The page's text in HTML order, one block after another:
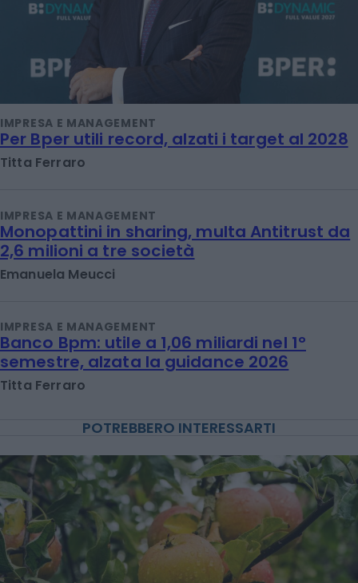
IMPRESA E MANAGEMENT
Per Bper utili record, alzati i target al 2028
Titta Ferraro
IMPRESA E MANAGEMENT
Monopattini in sharing, multa Antitrust da
2,6 milioni a tre società
Emanuela Meucci
IMPRESA E MANAGEMENT
Banco Bpm: utile a 1,06 miliardi nel 1°
semestre, alzata la guidance 2026
Titta Ferraro
POTREBBERO INTERESSARTI